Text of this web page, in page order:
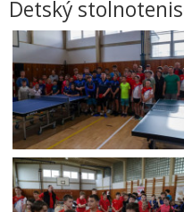
Detský